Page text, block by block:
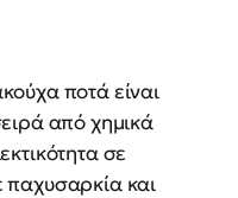
ποτά είναι
από χημικά
σε
και